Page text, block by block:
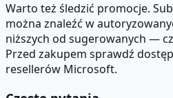
Warto też śledzić promocje.
można znaleźć w
niższych od sugerowanych —
Przed zakupem sprawdź
resellerów Microsoft.